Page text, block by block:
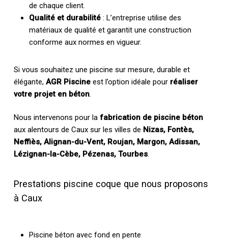
de chaque client.
Qualité et durabilité: L’entreprise utilise des
matériaux de qualité et garantit une construction
conforme aux normes en vigueur.
Si vous souhaitez une piscine sur mesure, durable et
élégante, AGR Piscineest l’option idéale pour réaliser
votre projet en béton.
Nous intervenons pour la fabrication de piscine béton
aux alentours de Caux sur les villes de Nizas, Fontès,
Neffiès, Alignan-du-Vent, Roujan, Margon, Adissan,
Lézignan-la-Cèbe, Pézenas, Tourbes.
Prestations piscine coque que nous proposons
à Caux
Piscine béton avec fond en pente